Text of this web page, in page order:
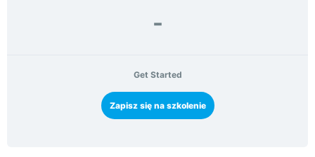
-
Get Started
Zapisz się na szkolenie